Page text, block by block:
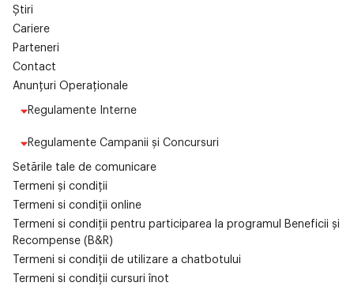
Știri
Cariere
Parteneri
Contact
Anunțuri Operaționale
Regulamente Interne
Regulamente Campanii și Concursuri
Setările tale de comunicare
Termeni și condiții
Termeni si condiții online
Termeni si condiții pentru participarea la programul Beneficii și
Recompense (B&R)
Termeni si condiții de utilizare a chatbotului
Termeni si condiții cursuri înot